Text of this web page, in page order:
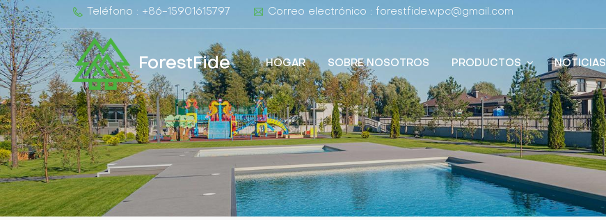
Teléfono : +86-15901615797 Correo electrónico : forestfide.wpc@gmail.com
ForestFide HOGAR SOBRE NOSOTROS PRODUCTOS NOTICIAS